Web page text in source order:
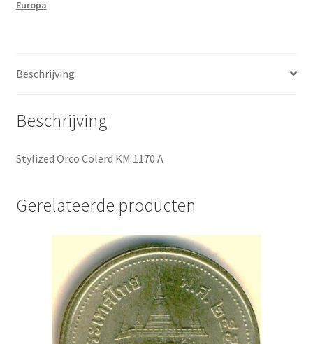
Europa
Beschrijving
Beschrijving
Stylized Orco Colerd KM 1170 A
Gerelateerde producten